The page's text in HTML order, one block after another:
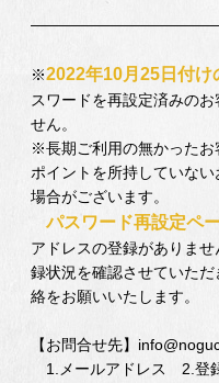
※2022年10月25日付け
スワードを再設定済みの
せん。
※長期ご利用の無かったお
ポイントを所持していな
場合がございます。
パスワード再設定ペ
アドレスの登録がありま
録状況を確認させていた
絡をお願いいたします。
【お問合せ先】
1.メールアドレス 2.登